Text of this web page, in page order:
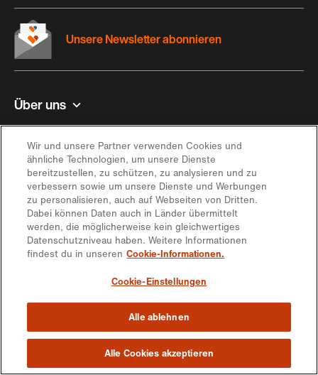
Über uns
Kontakt und Hilfe
Inspiration
Angebot
Unsere Newsletter abonnieren
https://engagement.migros.ch/de/social-
media
https://engagement.migros.ch/de/social-
media
https://engagement.migros.ch/de/social-
media
https://engagement.migros.ch/de/social-
media
https://engagement.migros.ch/
media
© 2026 Migros-Genossenschafts-Bund
Wir und unsere Partner verwenden Cookies und
ähnliche Technologien, um unsere Dienste
bereitzustellen, zu schützen, zu analysieren und zu
verbessern sowie um unsere Dienste und Werbungen
zu personalisieren, auch auf Webseiten von Dritten.
Dabei können Daten auch in Länder übermittelt
werden, die möglicherweise kein gleichwertiges
Datenschutzniveau haben. Weitere Informationen
findest du in unseren Cookie-Informationen.
Cookie-Einstellungen
Alle ablehnen
Alle Cookies akzeptieren